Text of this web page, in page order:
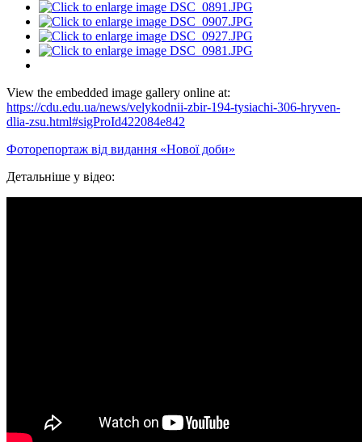
View the embedded image gallery online at:
https://cdu.edu.ua/news/velykodnii-zbir-194-tysiachi-306-hryven-
dlia-zsu.html#sigProId422084e842
Фоторепортаж від видання «Нової доби»
Детальніше у відео: